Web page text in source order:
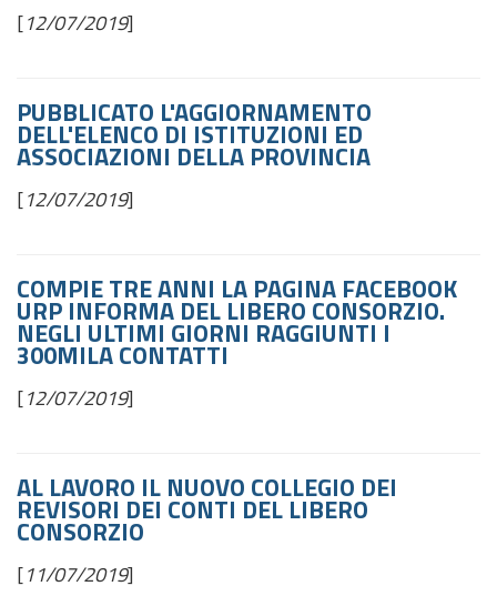
[12/07/2019]
PUBBLICATO L'AGGIORNAMENTO
DELL'ELENCO DI ISTITUZIONI ED
ASSOCIAZIONI DELLA PROVINCIA
[12/07/2019]
COMPIE TRE ANNI LA PAGINA FACEBOOK
URP INFORMA DEL LIBERO CONSORZIO.
NEGLI ULTIMI GIORNI RAGGIUNTI I
300MILA CONTATTI
[12/07/2019]
AL LAVORO IL NUOVO COLLEGIO DEI
REVISORI DEI CONTI DEL LIBERO
CONSORZIO
[11/07/2019]